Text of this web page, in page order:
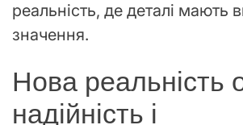
реальність, де деталі мають
значення.
Нова реальність
надійність і